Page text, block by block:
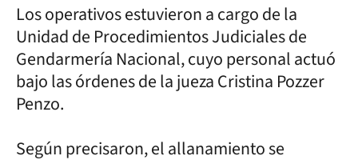
Los operativos estuvieron a cargo de la
Unidad de Procedimientos Judiciales de
Gendarmería Nacional, cuyo personal actuó
bajo las órdenes de la jueza Cristina Pozzer
Penzo.
Según precisaron, el allanamiento se